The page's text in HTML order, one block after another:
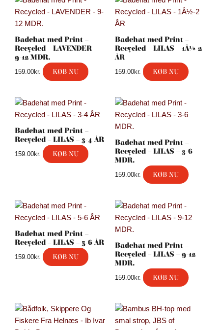
Badehat med Print –
Recycled – LAVENDER –
9-12 MDR.
159.00kr. KØB NU
Badehat med Print –
Recycled – LILAS – 1Â½-2
ÅR
159.00kr. KØB NU
Badehat med Print –
Recycled – LILAS – 3-4 ÅR
159.00kr. KØB NU
Badehat med Print –
Recycled – LILAS – 3-6
MDR.
159.00kr. KØB NU
Badehat med Print –
Recycled – LILAS – 5-6 ÅR
159.00kr. KØB NU
Badehat med Print –
Recycled – LILAS – 9-12
MDR.
159.00kr. KØB NU